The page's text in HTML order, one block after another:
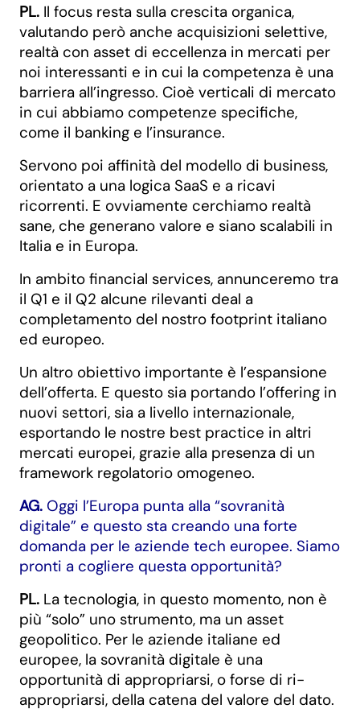
PL. Il focus resta sulla crescita organica,
valutando però anche acquisizioni selettive,
realtà con asset di eccellenza in mercati per
noi interessanti e in cui la competenza è una
barriera all’ingresso. Cioè verticali di mercato
in cui abbiamo competenze specifiche,
come il banking e l’insurance.
Servono poi affinità del modello di business,
orientato a una logica SaaS e a ricavi
ricorrenti. E ovviamente cerchiamo realtà
sane, che generano valore e siano scalabili in
Italia e in Europa.
In ambito financial services, annunceremo tra
il Q1 e il Q2 alcune rilevanti deal a
completamento del nostro footprint italiano
ed europeo.
Un altro obiettivo importante è l’espansione
dell’offerta. E questo sia portando l’offering in
nuovi settori, sia a livello internazionale,
esportando le nostre best practice in altri
mercati europei, grazie alla presenza di un
framework regolatorio omogeneo.
AG. Oggi l’Europa punta alla “sovranità
digitale” e questo sta creando una forte
domanda per le aziende tech europee. Siamo
pronti a cogliere questa opportunità?
PL. La tecnologia, in questo momento, non è
più “solo” uno strumento, ma un asset
geopolitico. Per le aziende italiane ed
europee, la sovranità digitale è una
opportunità di appropriarsi, o forse di ri-
appropriarsi, della catena del valore del dato.